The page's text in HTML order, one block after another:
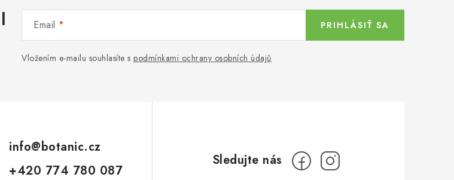
Email
Vložením e-mailu souhlasíte s podmínkami ochrany osobních údajů
PRIHLÁSIŤ SA
info@botanic.cz
+420 774 780 087